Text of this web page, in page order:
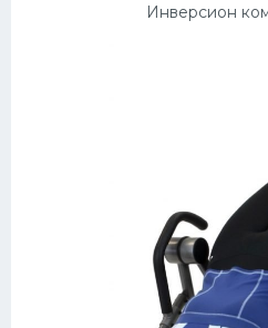
Инверсион